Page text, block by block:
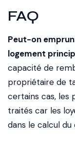
FAQ
Peut-on
logement
capacité de
propriétaire de
certains cas, les
traités car les
dans le calcul du